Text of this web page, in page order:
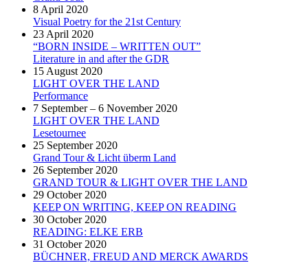
8 April 2020
Visual Poetry for the 21st Century
23 April 2020
“BORN INSIDE – WRITTEN OUT”
Literature in and after the GDR
15 August 2020
LIGHT OVER THE LAND
Performance
7 September – 6 November 2020
LIGHT OVER THE LAND
Lesetournee
25 September 2020
Grand Tour & Licht überm Land
26 September 2020
GRAND TOUR & LIGHT OVER THE LAND
29 October 2020
KEEP ON WRITING, KEEP ON READING
30 October 2020
READING: ELKE ERB
31 October 2020
BÜCHNER, FREUD AND MERCK AWARDS